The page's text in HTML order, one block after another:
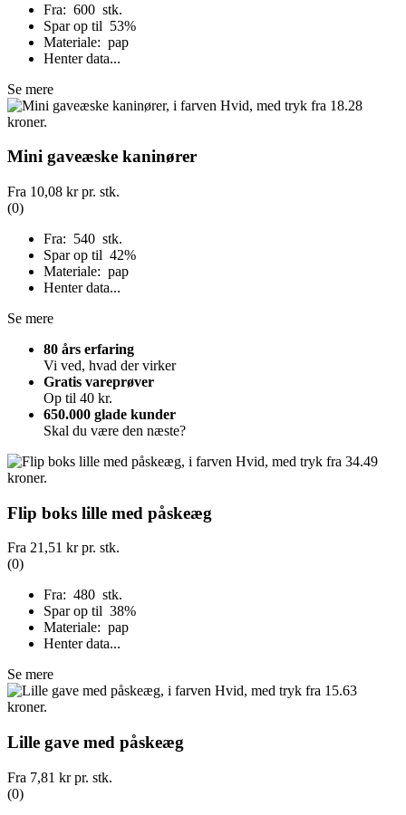
Fra: 600 stk.
Spar op til 53%
Materiale: pap
Henter data...
Se mere
Mini gaveæske kaninører
Fra 10,08 krpr. stk.
(0)
Fra: 540 stk.
Spar op til 42%
Materiale: pap
Henter data...
Se mere
80 års erfaring
Vi ved, hvad der virker
Gratis vareprøver
Op til 40 kr.
650.000 glade kunder
Skal du være den næste?
Flip boks lille med påskeæg
Fra 21,51 krpr. stk.
(0)
Fra: 480 stk.
Spar op til 38%
Materiale: pap
Henter data...
Se mere
Lille gave med påskeæg
Fra 7,81 krpr. stk.
(0)